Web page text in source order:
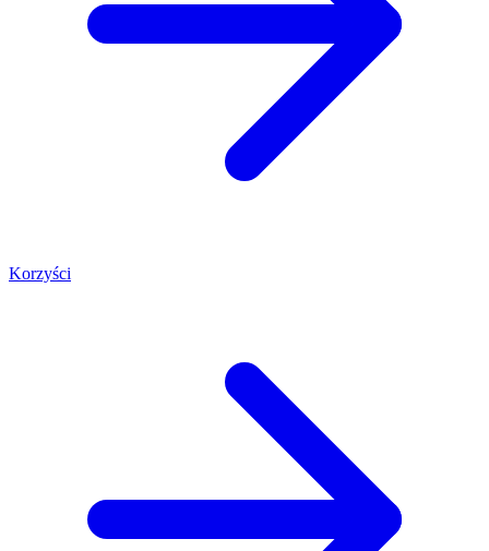
Korzyści